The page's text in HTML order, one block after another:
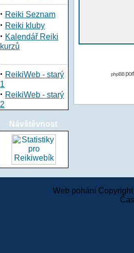
· Reiki Seznam
· Reiki kluby
· Kalendář Reiki
kurzů
· ReikiWeb - starý
1
· ReikiWeb - starý
2
Návštěvnost
phpBB
Web pohání